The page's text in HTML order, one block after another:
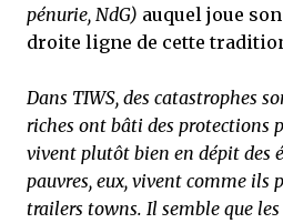
pénurie, NdG) auquel joue
droite ligne de cette
Dans TIWS, des catastrophes
riches ont bâti des protections
vivent plutôt bien en dépit des
pauvres, eux, vivent comme ils
trailers towns. Il semble que